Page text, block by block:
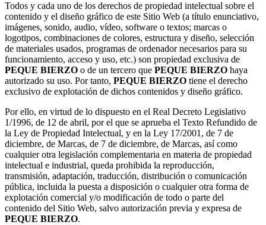
Todos y cada uno de los derechos de propiedad intelectual sobre el
contenido y el diseño gráfico de este Sitio Web (a título enunciativo,
imágenes, sonido, audio, vídeo, software o textos; marcas o
logotipos, combinaciones de colores, estructura y diseño, selección
de materiales usados, programas de ordenador necesarios para su
funcionamiento, acceso y uso, etc.) son propiedad exclusiva de
PEQUE BIERZO o de un tercero que PEQUE BIERZO haya
autorizado su uso. Por tanto, PEQUE BIERZO tiene el derecho
exclusivo de explotación de dichos contenidos y diseño gráfico.
Por ello, en virtud de lo dispuesto en el Real Decreto Legislativo
1/1996, de 12 de abril, por el que se aprueba el Texto Refundido de
la Ley de Propiedad Intelectual, y en la Ley 17/2001, de 7 de
diciembre, de Marcas, de 7 de diciembre, de Marcas, así como
cualquier otra legislación complementaria en materia de propiedad
intelectual e industrial, queda prohibida la reproducción,
transmisión, adaptación, traducción, distribución o comunicación
pública, incluida la puesta a disposición o cualquier otra forma de
explotación comercial y/o modificación de todo o parte del
contenido del Sitio Web, salvo autorización previa y expresa de
PEQUE BIERZO.